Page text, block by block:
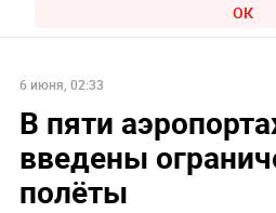
ОК
6 июня, 02:33
В пяти
введены
полёты